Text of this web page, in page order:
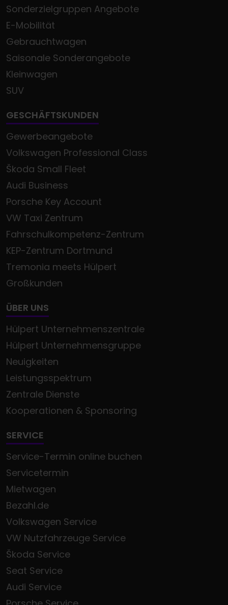
Sonderzielgruppen Angebote
E-Mobilität
Gebrauchtwagen
Saisonale Sonderangebote
Kleinwagen
SUV
GESCHÄFTSKUNDEN
Gewerbeangebote
Volkswagen Professional Class
Škoda Small Fleet
Audi Business
Porsche Key Account
VW Taxi Zentrum
Fahrschulkompetenz-Zentrum
KEP-Zentrum Dortmund
Tremonia meets Hülpert
Großkunden
ÜBER UNS
Hülpert Unternehmenszentrale
Hülpert Unternehmensgruppe
Neuigkeiten
Leistungsspektrum
Zentrale Dienste
Kooperationen & Sponsoring
SERVICE
Service-Termin online buchen
Servicetermin
Mietwagen
Bezahl.de
Volkswagen Service
VW Nutzfahrzeuge Service
Škoda Service
Seat Service
Audi Service